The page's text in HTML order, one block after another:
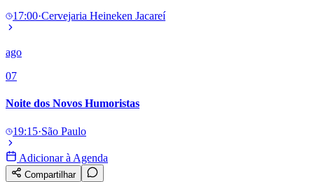
17:00·Cervejaria Heineken Jacareí
ago
07
Noite dos Novos Humoristas
19:15·São Paulo
Adicionar à Agenda
Compartilhar